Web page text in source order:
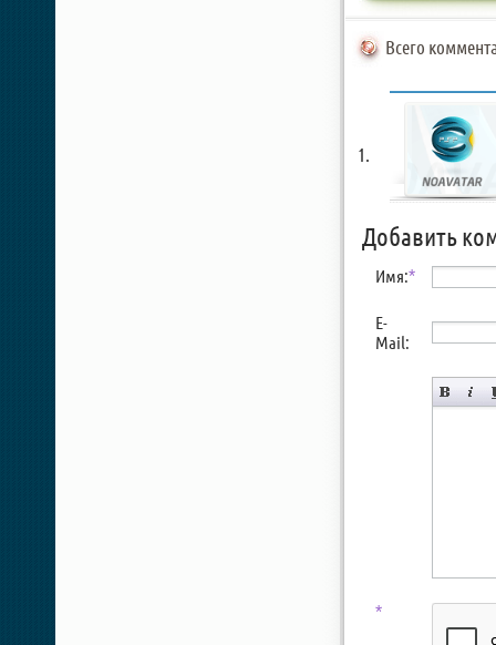
Всего
Добавить
Имя:*
E-
Mail:
*